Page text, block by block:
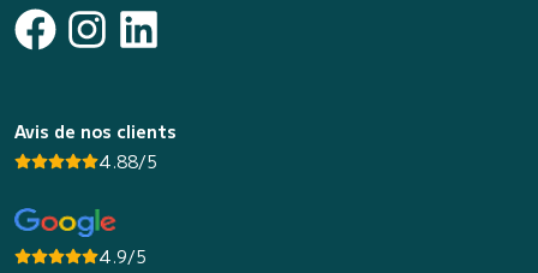
Avis de nos clients
4.88/5
4.9/5